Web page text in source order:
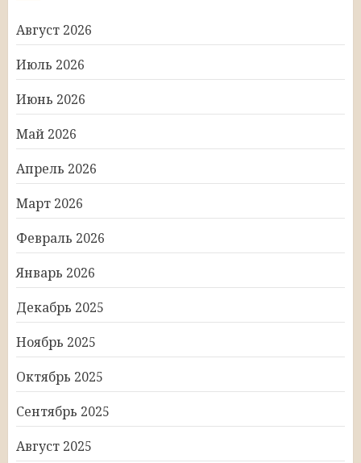
Август 2026
Июль 2026
Июнь 2026
Май 2026
Апрель 2026
Март 2026
Февраль 2026
Январь 2026
Декабрь 2025
Ноябрь 2025
Октябрь 2025
Сентябрь 2025
Август 2025